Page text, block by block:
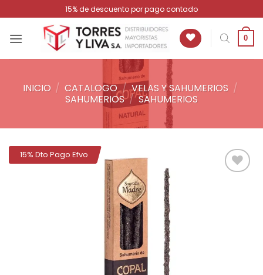
al
contenido
15% de descuento por pago contado
0
INICIO / CATALOGO / VELAS Y SAHUMERIOS /
SAHUMERIOS / SAHUMERIOS
15% Dto Pago Efvo